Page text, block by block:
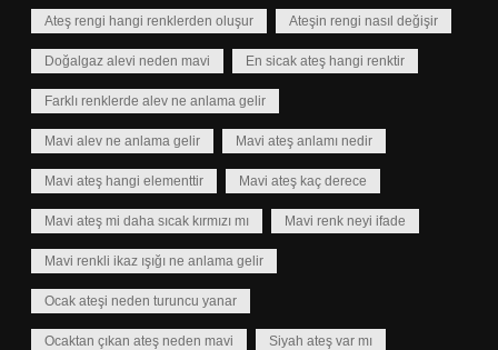
Ateş rengi hangi renklerden oluşur Ateşin rengi nasıl değişir
Doğalgaz alevi neden mavi En sicak ateş hangi renktir
Farklı renklerde alev ne anlama gelir
Mavi alev ne anlama gelir Mavi ateş anlamı nedir
Mavi ateş hangi elementtir Mavi ateş kaç derece
Mavi ateş mi daha sıcak kırmızı mı Mavi renk neyi ifade
Mavi renkli ikaz ışığı ne anlama gelir
Ocak ateşi neden turuncu yanar
Ocaktan çıkan ateş neden mavi Siyah ateş var mı